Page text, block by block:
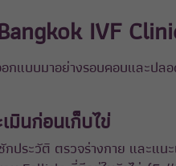
IVF
อกแบบมาอย่างรอบคอบและป
มินก่อนเก็บไข่
ประวัติ ตรวจร่างกาย และแ